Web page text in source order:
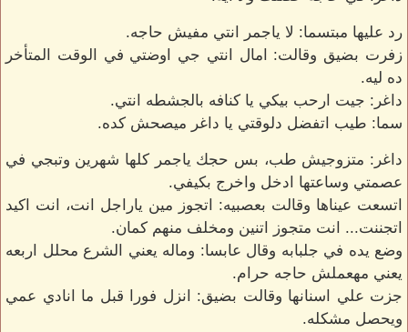
رد عليها مبتسما: لا ياجمر انتي مفيش حاجه.
زفرت بضيق وقالت: امال انتي جي اوضتي في الوقت المتأخر
ده ليه.
داغر: جيت ارحب بيكي يا كنافه بالجشطه انتي.
سما: طيب اتفضل دلوقتي يا داغر ميصحش كده.
داغر: متزوجيش طب، بس حجك ياجمر كلها شهرين وتبجي في
عصمتي وساعتها ادخل واخرج بكيفي.
اتسعت عيناها وقالت بعصبيه: اتجوز مين ياراجل انت، انت اكيد
اتجننت... انت متجوز اتنين ومخلف منهم كمان.
وضع يده في جلبابه وقال عابسا: وماله يعني الشرع محلل اربعه
يعني مهعملش حاجه حرام.
جزت علي اسنانها وقالت بضيق: انزل فورا قبل ما انادي عمي
ويحصل مشكله.